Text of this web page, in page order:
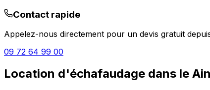
Contact rapide
Appelez-nous directement pour un devis gratuit
09 72 64 99 00
Location d'échafaudage dans le Ain